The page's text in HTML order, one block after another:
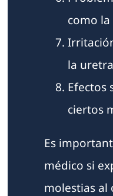
como
la uretra
Efectos
ciertos
Es
médico si
molestias al